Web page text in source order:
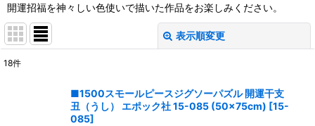
開運招福を神々しい色使いで描いた作品をお楽しみください。
表示順変更
18件
■1500スモールピースジグソーパズル 開運干支
丑（うし） エポック社 15-085 (50×75cm) [15-
085]